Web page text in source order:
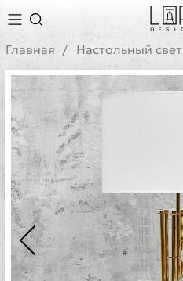
Главная Настольный свет